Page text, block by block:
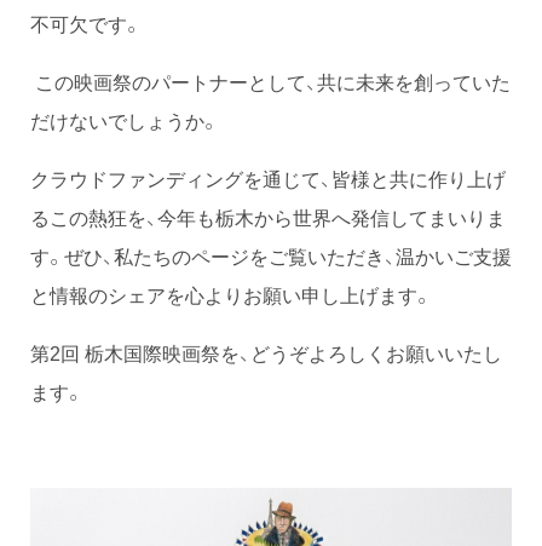
不可欠です。
この映画祭のパートナーとして、共に未来を創っていた
だけないでしょうか。
クラウドファンディングを通じて、皆様と共に作り上げ
るこの熱狂を、今年も栃木から世界へ発信してまいりま
す。ぜひ、私たちのページをご覧いただき、温かいご支援
と情報のシェアを心よりお願い申し上げます。
第2回 栃木国際映画祭を、どうぞよろしくお願いいたし
ます。